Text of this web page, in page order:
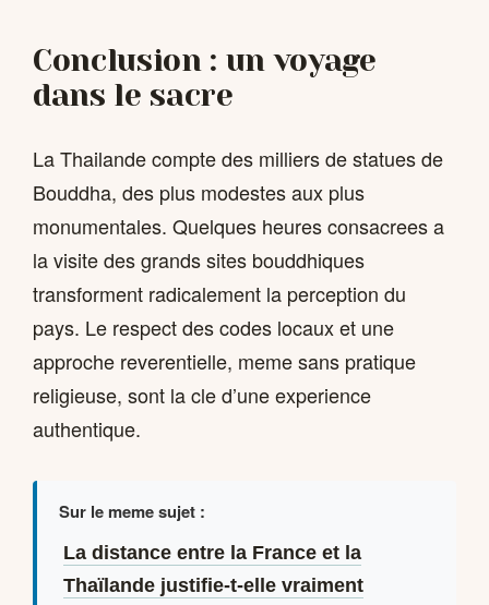
Conclusion : un voyage
dans le sacre
La Thailande compte des milliers de statues de
Bouddha, des plus modestes aux plus
monumentales. Quelques heures consacrees a
la visite des grands sites bouddhiques
transforment radicalement la perception du
pays. Le respect des codes locaux et une
approche reverentielle, meme sans pratique
religieuse, sont la cle d’une experience
authentique.
Sur le meme sujet :
La distance entre la France et la
Thaïlande justifie-t-elle vraiment